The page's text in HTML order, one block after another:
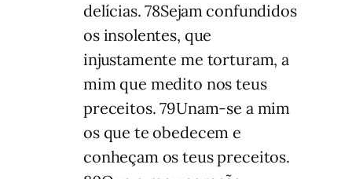
delícias. 78Sejam confundidos
os insolentes, que
injustamente me torturam, a
mim que medito nos teus
preceitos. 79Unam-se a mim
os que te obedecem e
conheçam os teus preceitos.